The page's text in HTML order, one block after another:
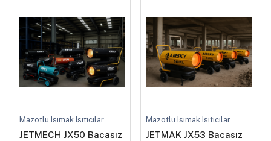
Mazotlu Isımak Isıtıcılar
JETMECH JX50 Bacasız
Mazotlu Isımak Isıtıcılar
JETMAK JX53 Bacasız